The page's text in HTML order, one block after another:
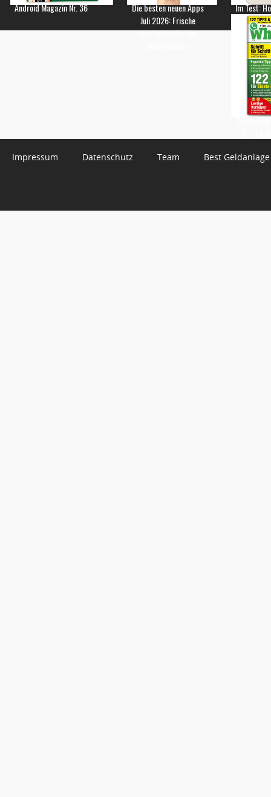
Android Magazin Nr. 36
Die besten neuen Apps
Juli 2026: Frische
Empfehlungen für
Im Test:
Impressum Datenschutz Team Best Geldanlage